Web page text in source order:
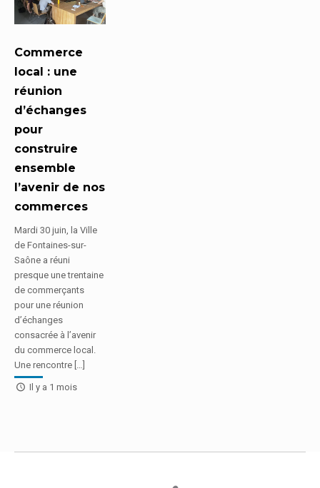
Commerce
local : une
réunion
d’échanges
pour
construire
ensemble
l’avenir de nos
commerces
Mardi 30 juin, la Ville
de Fontaines-sur-
Saône a réuni
presque une trentaine
de commerçants
pour une réunion
d’échanges
consacrée à l’avenir
du commerce local.
Une rencontre […]
Il y a 1 mois